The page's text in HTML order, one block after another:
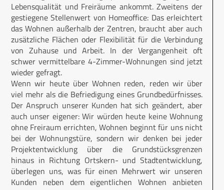
Lebensqualität und Freiräume ankommt. Zweitens der
gestiegene Stellenwert von Homeoffice: Das erleichtert
das Wohnen außerhalb der Zentren, braucht aber auch
zusätzliche Flächen oder Flexibilität für die Verbindung
von Zuhause und Arbeit. In der Vergangenheit oft
schwer vermittelbare 4-Zimmer-Wohnungen sind jetzt
wieder gefragt.
Wenn wir heute über Wohnen reden, reden wir über
viel mehr als die Befriedigung eines Grundbedürfnisses.
Der Anspruch unserer Kunden hat sich geändert, aber
auch unser eigener: Wir würden heute keine Wohnung
ohne Freiraum errichten, Wohnen beginnt für uns nicht
bei der Wohnungstüre, sondern wir denken bei jeder
Projektentwicklung über die Grundstücksgrenzen
hinaus in Richtung Ortskern- und Stadtentwicklung,
überlegen uns, was für einen Mehrwert wir unseren
Kunden neben dem eigentlichen Wohnen anbieten